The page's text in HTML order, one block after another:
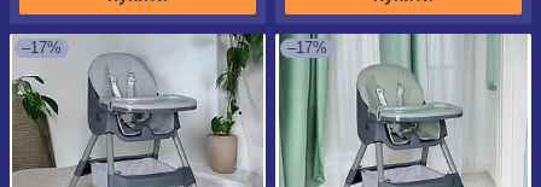
–17% –17%